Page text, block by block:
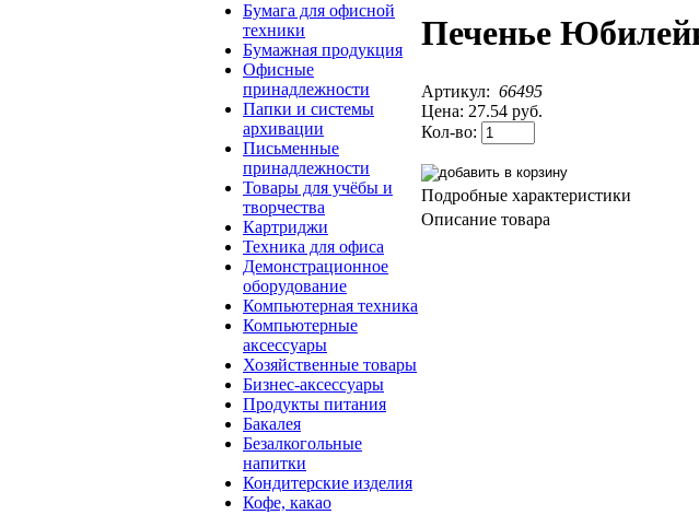
Бумага для офисной
техники
Бумажная продукция
Офисные
принадлежности
Папки и системы
архивации
Письменные
принадлежности
Товары для учёбы и
творчества
Картриджи
Техника для офиса
Демонстрационное
оборудование
Компьютерная техника
Компьютерные
аксессуары
Хозяйственные товары
Бизнес-аксессуары
Продукты питания
Бакалея
Безалкогольные
напитки
Кондитерские изделия
Кофе, какао
Печенье
Артикул: 66495
Цена: 27.54 руб.
Кол-во:
Подробные характеристики
Описание товара